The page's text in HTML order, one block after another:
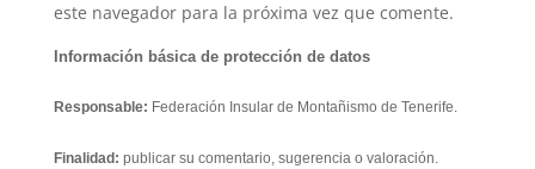
este navegador para la próxima vez que comente.
Información básica de protección de datos
Responsable: Federación Insular de Montañismo de Tenerife.
Finalidad: publicar su comentario, sugerencia o valoración.